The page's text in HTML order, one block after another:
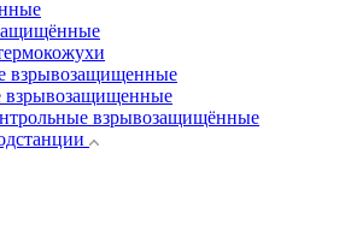
взрывозащищенные
взрывозащищённые